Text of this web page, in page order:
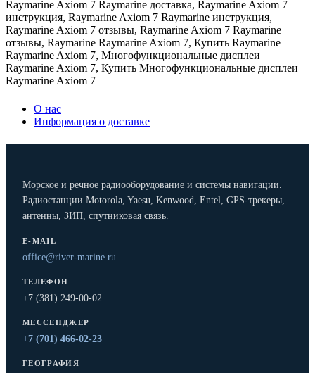
Raymarine Axiom 7 Raymarine доставка, Raymarine Axiom 7
инструкция, Raymarine Axiom 7 Raymarine инструкция,
Raymarine Axiom 7 отзывы, Raymarine Axiom 7 Raymarine
отзывы, Raymarine Raymarine Axiom 7, Купить Raymarine
Raymarine Axiom 7, Многофункциональные дисплеи
Raymarine Axiom 7, Купить Многофункциональные дисплеи
Raymarine Axiom 7
О нас
Информация о доставке
Морское и речное радиооборудование и системы навигации.
Радиостанции Motorola, Yaesu, Kenwood, Entel, GPS-трекеры,
антенны, ЗИП, спутниковая связь.
E-MAIL
office@river-marine.ru
ТЕЛЕФОН
+7 (381) 249-00-02
МЕССЕНДЖЕР
+7 (701) 466-02-23
ГЕОГРАФИЯ